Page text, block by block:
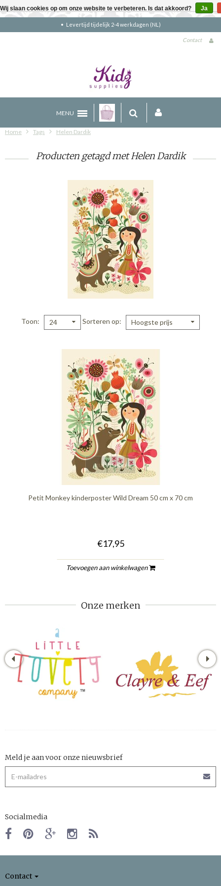
Levertijd tijdelijk 2-4 werkdagen (NL)
Contact
MENU
Home Tags Helen Dardik
Producten getagd met Helen Dardik
Toon 24 Sorteren op Hoogste prijs
quickshop
Petit Monkey kinderposter Wild Dream 50 cm x 70 cm
€17,95
Toevoegen aan winkelwagen
Onze merken
Meld je aan voor onze nieuwsbrief
Socialmedia
Contact
Wij slaan cookies op om onze website te verbeteren. Is dat akkoord? Ja